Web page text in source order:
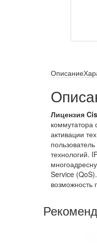
Описание
Лицензия
коммутатора
активации
технологий.
Service
возможность